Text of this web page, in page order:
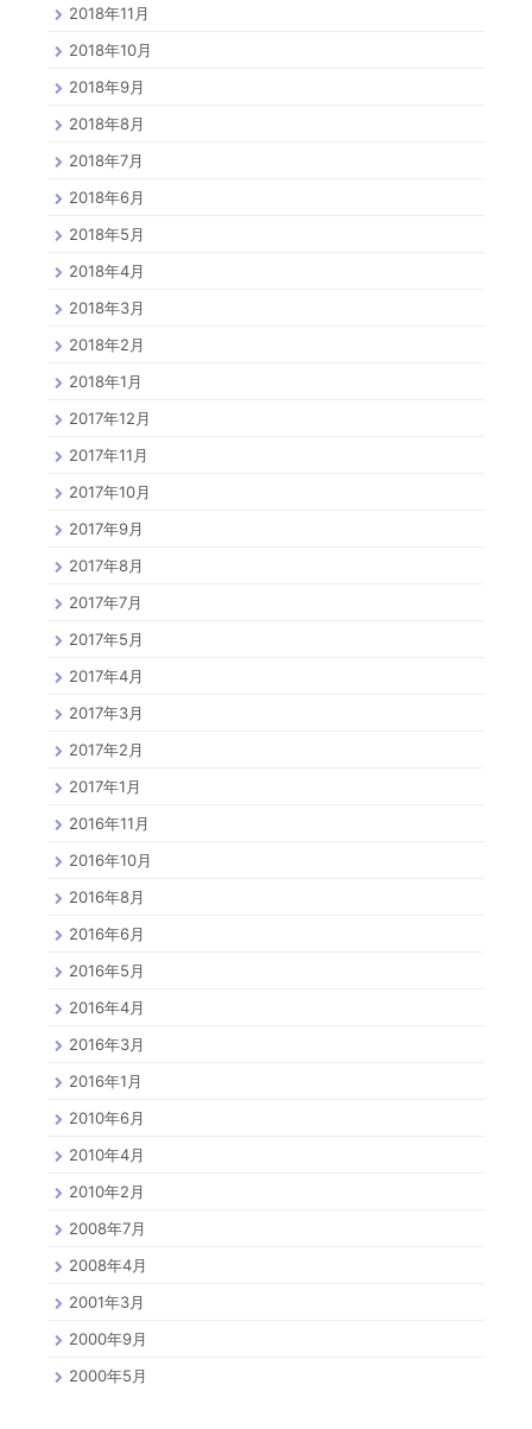
2018年11月
2018年10月
2018年9月
2018年8月
2018年7月
2018年6月
2018年5月
2018年4月
2018年3月
2018年2月
2018年1月
2017年12月
2017年11月
2017年10月
2017年9月
2017年8月
2017年7月
2017年5月
2017年4月
2017年3月
2017年2月
2017年1月
2016年11月
2016年10月
2016年8月
2016年6月
2016年5月
2016年4月
2016年3月
2016年1月
2010年6月
2010年4月
2010年2月
2008年7月
2008年4月
2001年3月
2000年9月
2000年5月